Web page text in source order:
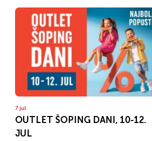
7 jul
OUTLET ŠOPING DANI, 10-12.
JUL